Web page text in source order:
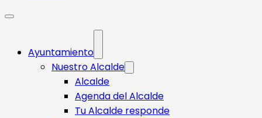
Ayuntamiento
Nuestro Alcalde
Alcalde
Agenda del Alcalde
Tu Alcalde responde​